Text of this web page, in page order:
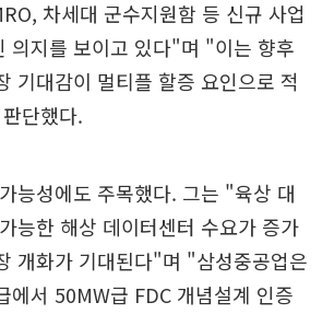
차세대 군수지원함 등 신규 사업
의지를 보이고 있다"며 "이는 향후
기대감이 멀티플 할증 요인으로 적
단했다.
능성에도 주목했다. 그는 "육상 대
능한 해상 데이터센터 수요가 증가
개화가 기대된다"며 "삼성중공업은
에서 50MW급 FDC 개념설계 인증